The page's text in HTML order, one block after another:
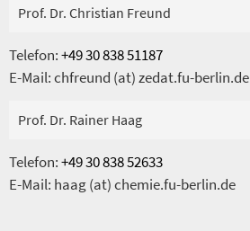
Prof. Dr. Christian Freund
Telefon:+49 30 838 51187
E-Mail: chfreund (at) zedat.fu-berlin.de
Prof. Dr. Rainer Haag
Telefon:+49 30 838 52633
E-Mail: haag (at) chemie.fu-berlin.de